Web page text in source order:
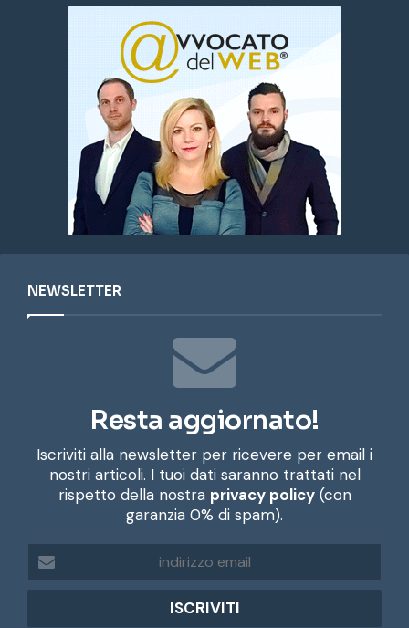
NEWSLETTER
Resta aggiornato!
Iscriviti alla newsletter per ricevere per email i
nostri articoli. I tuoi dati saranno trattati nel
rispetto della nostra privacy policy(con
garanzia 0% di spam).
d